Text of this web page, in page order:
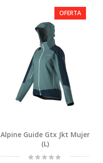
OFERTA
Alpine Guide Gtx Jkt Mujer
(L)
Rating: